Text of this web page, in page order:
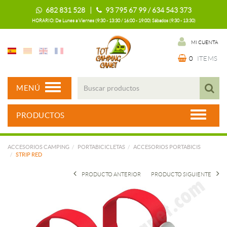
682 831 528 | 93 795 67 99 / 634 543 373
HORARIO: De Lunes a Viernes (9:30 - 13:30 / 16:00 - 19:00) Sábados (9:30 - 13:30)
MI CUENTA
0 ITEMS
MENÚ
PRODUCTOS
ACCESORIOS CAMPING PORTABICICLETAS
ACCESORIOS PORTABICIS
STRIP RED
PRODUCTO SIGUIENTE
PRODUCTO ANTERIOR